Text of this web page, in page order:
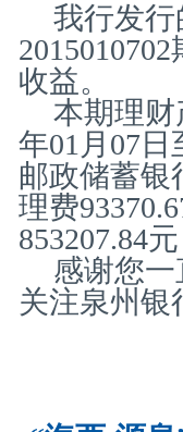
我行发行
收益。
本期理财
年01月07
邮政储蓄银
理费
853207.84
感谢您
关注泉州银